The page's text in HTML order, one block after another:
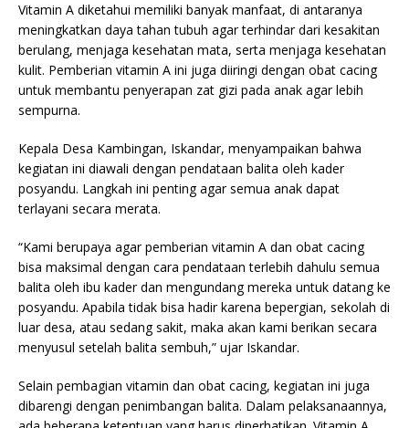
Vitamin A diketahui memiliki banyak manfaat, di antaranya
meningkatkan daya tahan tubuh agar terhindar dari kesakitan
berulang, menjaga kesehatan mata, serta menjaga kesehatan
kulit. Pemberian vitamin A ini juga diiringi dengan obat cacing
untuk membantu penyerapan zat gizi pada anak agar lebih
sempurna.
Kepala Desa Kambingan, Iskandar, menyampaikan bahwa
kegiatan ini diawali dengan pendataan balita oleh kader
posyandu. Langkah ini penting agar semua anak dapat
terlayani secara merata.
“Kami berupaya agar pemberian vitamin A dan obat cacing
bisa maksimal dengan cara pendataan terlebih dahulu semua
balita oleh ibu kader dan mengundang mereka untuk datang ke
posyandu. Apabila tidak bisa hadir karena bepergian, sekolah di
luar desa, atau sedang sakit, maka akan kami berikan secara
menyusul setelah balita sembuh,” ujar Iskandar.
Selain pembagian vitamin dan obat cacing, kegiatan ini juga
dibarengi dengan penimbangan balita. Dalam pelaksanaannya,